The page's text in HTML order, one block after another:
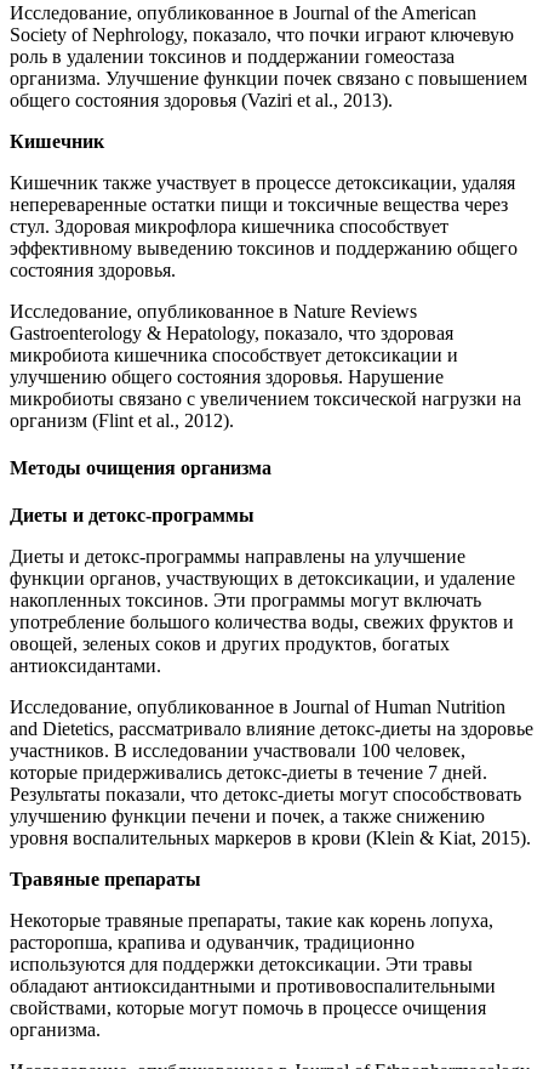
Исследование, опубликованное в Journal of the American
Society of Nephrology, показало, что почки играют ключевую
роль в удалении токсинов и поддержании гомеостаза
организма. Улучшение функции почек связано с повышением
общего состояния здоровья (Vaziri et al., 2013).
Кишечник
Кишечник также участвует в процессе детоксикации, удаляя
непереваренные остатки пищи и токсичные вещества через
стул. Здоровая микрофлора кишечника способствует
эффективному выведению токсинов и поддержанию общего
состояния здоровья.
Исследование, опубликованное в Nature Reviews
Gastroenterology & Hepatology, показало, что здоровая
микробиота кишечника способствует детоксикации и
улучшению общего состояния здоровья. Нарушение
микробиоты связано с увеличением токсической нагрузки на
организм (Flint et al., 2012).
Методы очищения организма
Диеты и детокс-программы
Диеты и детокс-программы направлены на улучшение
функции органов, участвующих в детоксикации, и удаление
накопленных токсинов. Эти программы могут включать
употребление большого количества воды, свежих фруктов и
овощей, зеленых соков и других продуктов, богатых
антиоксидантами.
Исследование, опубликованное в Journal of Human Nutrition
and Dietetics, рассматривало влияние детокс-диеты на здоровье
участников. В исследовании участвовали 100 человек,
которые придерживались детокс-диеты в течение 7 дней.
Результаты показали, что детокс-диеты могут способствовать
улучшению функции печени и почек, а также снижению
уровня воспалительных маркеров в крови (Klein & Kiat, 2015).
Травяные препараты
Некоторые травяные препараты, такие как корень лопуха,
расторопша, крапива и одуванчик, традиционно
используются для поддержки детоксикации. Эти травы
обладают антиоксидантными и противовоспалительными
свойствами, которые могут помочь в процессе очищения
организма.